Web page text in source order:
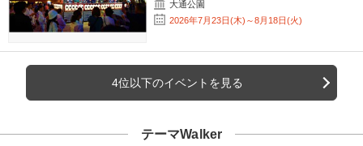
大通公園
2026年7月23日(木)～8月18日(火)
4位以下のイベントを見る
テーマWalker